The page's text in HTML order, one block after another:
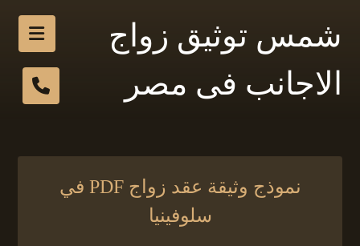
شمس توثيق زواج
الاجانب فى مصر
نموذج وثيقة عقد زواج PDF في
سلوفينيا